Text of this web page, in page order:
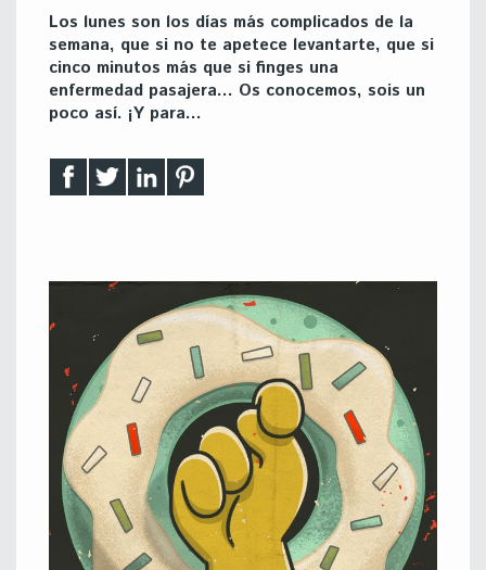
Los lunes son los días más complicados de la
semana, que si no te apetece levantarte, que si
cinco minutos más que si finges una
enfermedad pasajera… Os conocemos, sois un
poco así. ¡Y para…